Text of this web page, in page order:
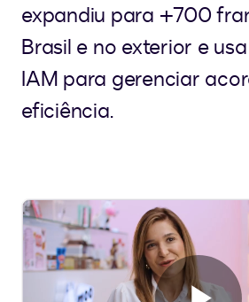
expandiu para +700
Brasil e no exterior e
IAM para gerenciar
eficiência.